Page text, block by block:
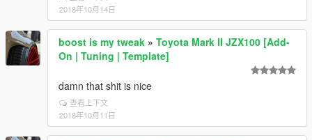
2018年10月14日
boost is my tweak » Toyota Mark II JZX100 [Add-
On | Tuning | Template]
damn that shit is nice
查看上下文
2018年10月11日